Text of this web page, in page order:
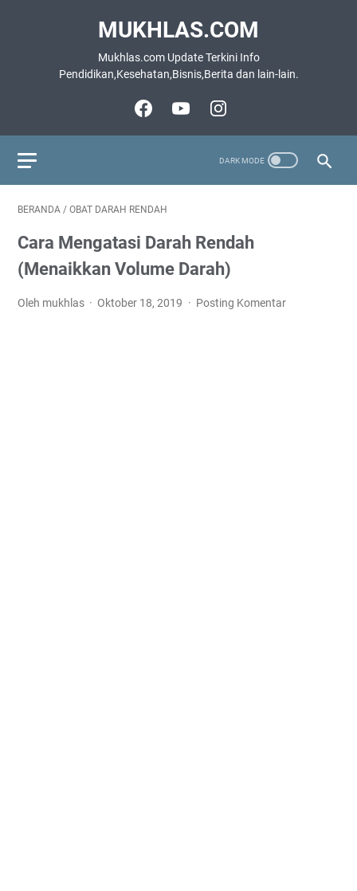
MUKHLAS.COM
Mukhlas.com Update Terkini Info
Pendidikan,Kesehatan,Bisnis,Berita dan lain-lain.
BERANDA / OBAT DARAH RENDAH
Cara Mengatasi Darah Rendah
(Menaikkan Volume Darah)
Oleh mukhlas Oktober 18, 2019 Posting Komentar